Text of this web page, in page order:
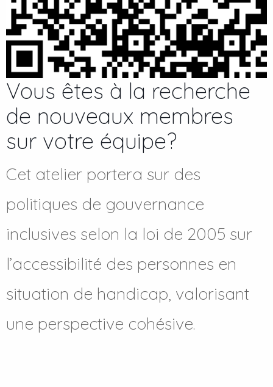
Vous êtes à la recherche
de nouveaux membres
sur votre équipe?
Cet atelier portera sur des
politiques de gouvernance
inclusives selon la loi de 2005 sur
l’accessibilité des personnes en
situation de handicap, valorisant
une perspective cohésive.